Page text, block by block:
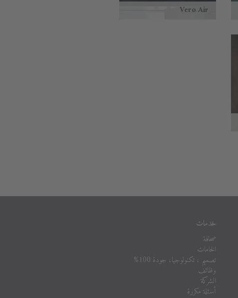
Vero Air
خدمات
صحافة
الخامات
تصميم ، تكنولوجيا، جودة 100%
وظائف
الشركة
أسئلة مكررة